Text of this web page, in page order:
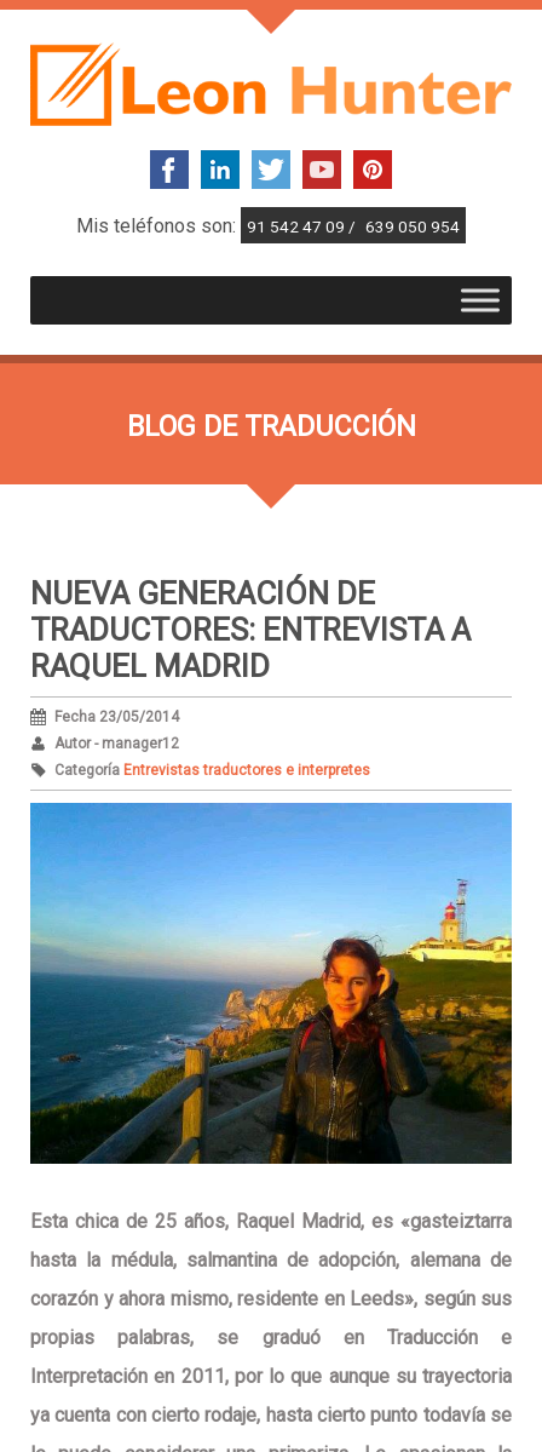
Mis teléfonos son: 91 542 47 09 / 639 050 954
BLOG DE TRADUCCIÓN
NUEVA GENERACIÓN DE
TRADUCTORES: ENTREVISTA A
RAQUEL MADRID
Fecha 23/05/2014
Autor - manager12
Categoría Entrevistas traductores e interpretes
Esta chica de 25 años, Raquel Madrid, es «gasteiztarra
hasta la médula, salmantina de adopción, alemana de
corazón y ahora mismo, residente en Leeds», según sus
propias palabras, se graduó en Traducción e
Interpretación en 2011, por lo que aunque su trayectoria
ya cuenta con cierto rodaje, hasta cierto punto todavía se